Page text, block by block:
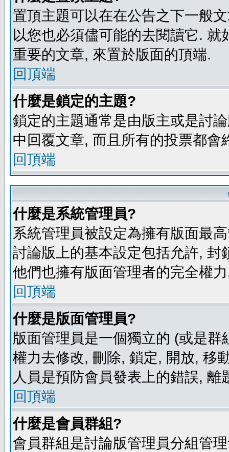
置頂主題可以在在公告之下一般
以您也必須儘可能的去閱讀它.
重要的文章, 來置於版面的頂端.
回頂端
什麼是鎖定的主題?
鎖定的主題通常是由版主或是討
中回覆文章, 而且所有的投票都
回頂端
什麼是系統管理員?
系統管理員被設定為擁有版面最
討論版上的基本設定包括允許,
他們也擁有版面管理者的完全權
回頂端
什麼是版面管理員?
版面管理員是一個獨立的 (或是
權力去修改, 刪除, 鎖定, 開放, 移
人員是預防會員發表上的錯誤, 離
回頂端
什麼是會員群組?
會員群組是討論版管理員分組管